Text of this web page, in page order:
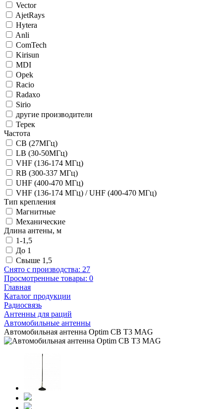
Vector
AjetRays
Hytera
Anli
ComTech
Kirisun
MDI
Opek
Racio
Radaxo
Sirio
другие производители
Терек
Частота
CB (27МГц)
LB (30-50МГц)
VHF (136-174 МГц)
RB (300-337 МГц)
UHF (400-470 МГц)
VHF (136-174 МГц) / UHF (400-470 МГц)
Тип крепления
Магнитные
Механические
Длина антены, м
1-1,5
До 1
Свыше 1,5
Снято с производства: 27
Просмотренные товары: 0
Главная
Каталог продукции
Радиосвязь
Антенны для раций
Автомобильные антенны
Автомобильная антенна Optim CB T3 MAG